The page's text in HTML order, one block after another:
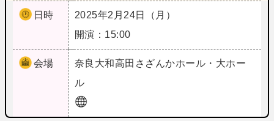
日時
2025年2月24日（月）
開演：15:00
会場 奈良 大和高田さざんかホール・大ホー
ル